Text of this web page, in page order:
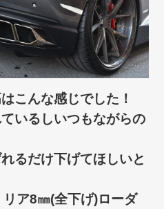
こんな感じでした！
いるしいつもながらの
るだけ下げてほしいと
ア8㎜(全下げ)ローダ